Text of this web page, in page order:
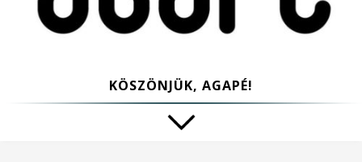
KÖSZÖNJÜK, AGAPÉ!